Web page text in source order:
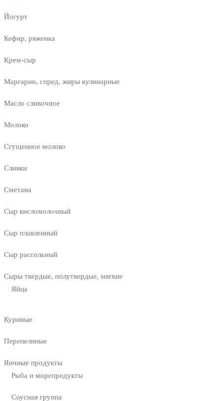
Йогурт
Кефир, ряженка
Крем-сыр
Маргарин, спред, жиры кулинарные
Масло сливочное
Молоко
Сгущенное молоко
Сливки
Сметана
Сыр кисломолочный
Сыр плавленный
Сыр рассольный
Сыры твердые, полутвердые, мягкие
Яйца
Куриные
Перепелиные
Яичные продукты
Рыба и морепродукты
Соусная группа